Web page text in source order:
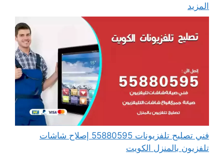
المزيد
فني تصليح تلفزيونات 55880595 إصلاح شاشات
تلفزيون بالمنزل الكويت